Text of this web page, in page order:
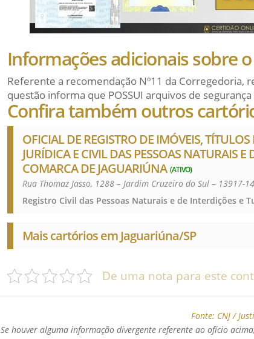
Informações adicionais sobre
Referente a recomendação Nº11 da Corregedoria,
questão informa que POSSUI arquivos de
Confira também outros
OFICIAL DE REGISTRO DE IMÓVEIS,
JURÍDICA E CIVIL DAS PESSOAS NATURAIS
COMARCA DE JAGUARIÚNA (ATIVO)
Rua Thomaz Jasso, 1288 – Jardim Cruzeiro do Sul – 13917-
Mais cartórios em Jaguariúna/SP
De uma nota para este
Fonte: CNJ /
Se houver alguma informação divergente referente ao ofício